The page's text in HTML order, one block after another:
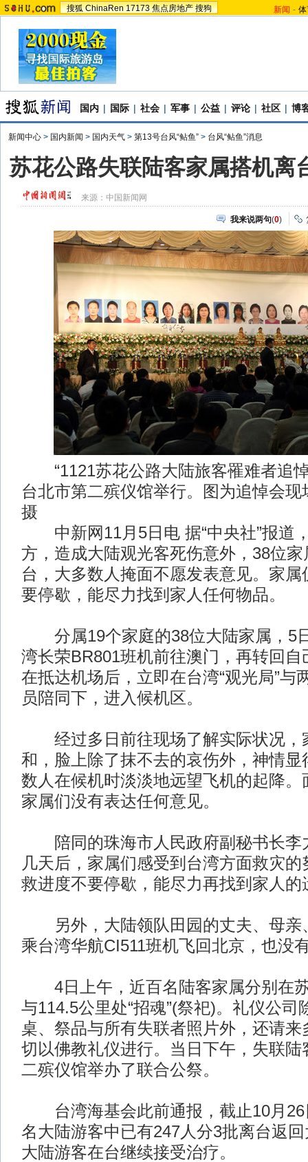
搜狐 ChinaRen 17173 焦点房地产 搜狗 新闻 -
国内 | 国际 | 社会 | 军事 | 公益 | 评论 | 社区 | 博
新闻中心 > 国内新闻 > 国内天气 > 第13号台风“鲇鱼” > 台风“鲇鱼”消息
苏花公路失联陆客家属搭机离
来源： 中国新闻网
我来说两句(0)
“1121苏花公路大陆旅客罹难者追悼
台北市第二殡仪馆举行。图为追悼会
摄
中新网11月5日电 据“中央社”报道
方，造成大陆观光客死伤意外，38位
台，大多数人掩面不愿发表意见。家
要停歇，能尽力找到家人任何物品。
分属19个家庭的38位大陆家属，5
湾长荣BR801班机前往澳门，再转回
在抵达机场后，立即在台湾“观光局”与
员陪同下，进入候机区。
经过多日前往现场了解实际状况，
和，脸上除了抹不去的哀伤外，神情显
数人在候机时淡淡地远望飞机的起降。
家属们没有表达任何意见。
陪同的珠海市人民政府副秘书长李
几天后，家属们感受到台湾方面救灾
救进度不要停歇，能尽力再找到家人的
另外，大陆领队田园的丈夫、母亲
乘台湾华航CI511班机飞回北京，也没
4日上午，近百名陆客家属分别在
与114.5公里处“招魂”(祭祀)。礼仪公司
桌、祭品与所有失联者照片外，还请来
切以佛教礼仪进行。当日下午，失联陆
二殡仪馆举办了联合公祭。
台湾海基会此前通报，截止10月26
名大陆游客中已有247人分3批离台返
大陆游客在台继续接受治疗。